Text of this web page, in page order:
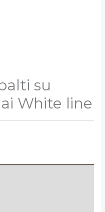
su
White line